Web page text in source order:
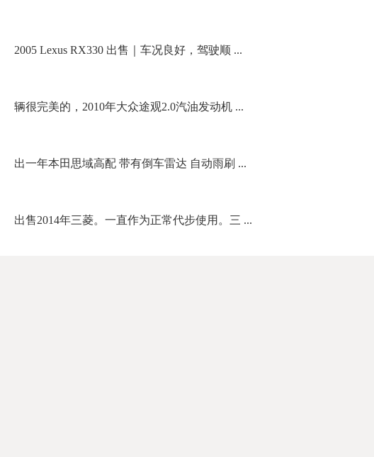
2005 Lexus RX330 出售｜车况良好，驾驶顺 ...
辆很完美的，2010年大众途观2.0汽油发动机 ...
出一年本田思域高配 带有倒车雷达 自动雨刷 ...
出售2014年三菱。一直作为正常代步使用。三 ...